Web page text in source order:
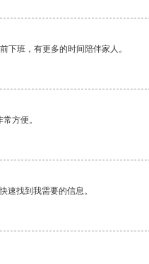
班，有更多的时间陪伴家人。
方便。
速找到我需要的信息。